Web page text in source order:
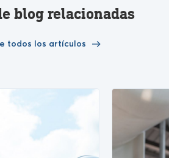
blog relacionadas
todos los artículos